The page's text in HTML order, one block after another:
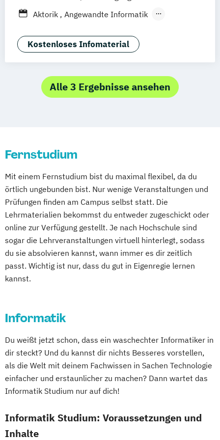
Entrepreneurship und Innovation
Fachübersetzen Technik
Gesundheitsmanagement
Gesundheitspädagogik
International Management
Logistikmanagement
Marketing
Maschinenbau
Mechatronik
Mechatronik - Robotik und Automatisierung
Medical Leadership
Nachhaltigkeit und Systemisches
Pflegemanagement
Software Engineering
Soziale Arbeit
Sozialmanagement
Sportmanagement
Technische Betriebswirtschaftslehre
Technologie- und Innovationsmanagement
Verfahrenstechnik Wirtschaftsinformatik
Wirtschaftsinformatik und IT-Management
Zürich
Rostock Dortmund
Aktorik
Angewandte Informatik
Animation Design App-Entwicklung
Bauingenieurwesen
Betriebswirtschaftslehre und
Wirtschaftspsychologie
Digital Transformation and Organizational
Digitale Medien
Digitale Transformation kompakt
Digitales Energiemanagement
Einführung in die Elektrotechnik
Einführung in die IT-Sicherheit
Elektrische und hybride Antriebe
Elektro- und Informationstechnik
Energiespeichertechnik
Energiewirtschaft und -management
Engineering Management
Fahrzeugtechnik Game Design
IT-Sicherheit
Industriedesign
Kostenloses Infomaterial
Alle 3 Ergebnisse ansehen
Fernstudium
Mit einem Fernstudium bist du maximal flexibel, da du
örtlich ungebunden bist. Nur wenige Veranstaltungen und
Prüfungen finden am Campus selbst statt. Die
Lehrmaterialien bekommst du entweder zugeschickt oder
online zur Verfügung gestellt. Je nach Hochschule sind
sogar die Lehrveranstaltungen virtuell hinterlegt, sodass
du sie absolvieren kannst, wann immer es dir zeitlich
passt. Wichtig ist nur, dass du gut in Eigenregie lernen
kannst.
Informatik
Du weißt jetzt schon, dass ein waschechter Informatiker in
dir steckt? Und du kannst dir nichts Besseres vorstellen,
als die Welt mit deinem Fachwissen in Sachen Technologie
einfacher und erstaunlicher zu machen? Dann wartet das
Informatik Studium nur auf dich!
Informatik Studium: Voraussetzungen und
Inhalte